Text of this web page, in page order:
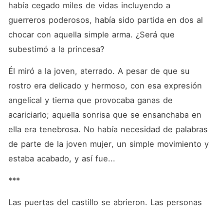
había cegado miles de vidas incluyendo a
guerreros poderosos, había sido partida en dos al
chocar con aquella simple arma. ¿Será que
subestimó a la princesa?
Él miró a la joven, aterrado. A pesar de que su
rostro era delicado y hermoso, con esa expresión
angelical y tierna que provocaba ganas de
acariciarlo; aquella sonrisa que se ensanchaba en
ella era tenebrosa. No había necesidad de palabras
de parte de la joven mujer, un simple movimiento y
estaba acabado, y así fue...
***
Las puertas del castillo se abrieron. Las personas